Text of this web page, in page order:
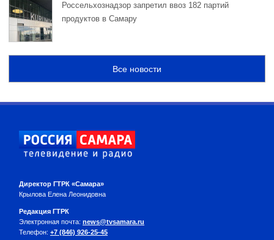
Россельхознадзор запретил ввоз 182 партий
продуктов в Самару
Все новости
Директор ГТРК «Самара»
Крылова Елена Леонидовна
Редакция ГТРК
Электронная почта: news@tvsamara.ru
Телефон: +7 (846) 926-25-45